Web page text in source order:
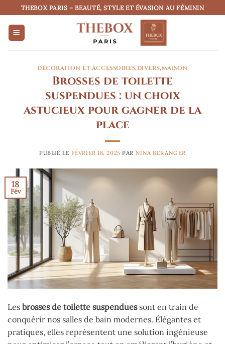
Passer
au
contenu
THEBOX PARIS – BEAUTÉ, STYLE ET ÉVASION AU FÉMININ
DÉCORATION ET ACCESSOIRES, DIVERS,MAISON
Brosses de toilette
suspendues : un choix
astucieux pour gagner de la
place
PUBLIÉ LE FÉVRIER 18, 2025 PAR NINA BERANGER
18
Fév
Les brosses de toilette suspenduessont en train de
conquérir nos salles de bain modernes. Élégantes et
pratiques, elles représentent une solution ingénieuse